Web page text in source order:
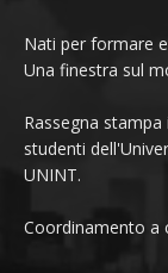
Nati per formare
Una finestra sul
Rassegna
studenti
UNINT.
Coordinamento a